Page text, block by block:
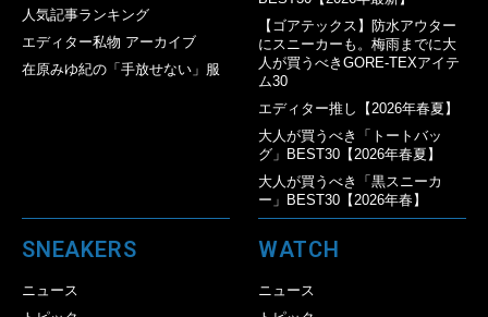
人気記事ランキング
エディター私物 アーカイブ
在原みゆ紀の「手放せない」服
【ゴアテックス】防水アウター
にスニーカーも。梅雨までに大
人が買うべきGORE-TEXアイテ
ム30
エディター推し【2026年春夏】
大人が買うべき「トートバッ
グ」BEST30【2026年春夏】
大人が買うべき「黒スニーカ
ー」BEST30【2026年春】
SNEAKERS
ニュース
WATCH
ニュース